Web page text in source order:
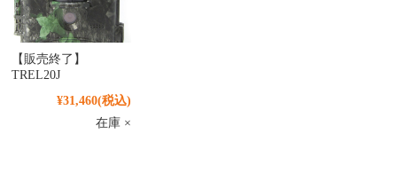
【販売終了】
TREL20J
¥31,460(税込)
在庫 ×